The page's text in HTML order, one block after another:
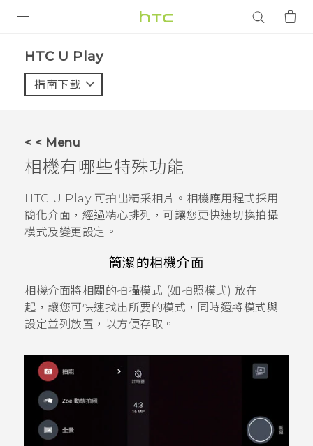
VIVE
應用程式
HTC U Play‎
指南下載
< < Menu
相機有哪些特殊功能
HTC U Play可拍出精采相片。 相機應用程式採用
簡化介面，經過精心排列，可讓您更快速切換拍攝
模式及變更設定。
簡潔的相機介面
相機介面將相關的拍攝模式 (如拍照模式) 放在一
起，讓您可快速找出所要的模式，同時還將模式與
設定並列放置，以方便存取。